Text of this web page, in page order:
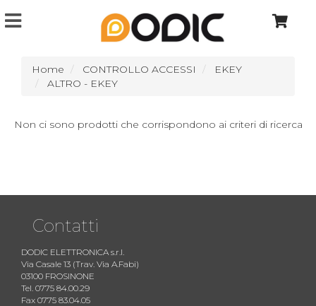
Home CONTROLLO ACCESSI
EKEY
ALTRO - EKEY
Non ci sono prodotti che corrispondono ai criteri di ricerca
Contatti
DODIC ELETTRONICA s.r.l.
Via Casale 13 (Trav. Via A.Fabi)
03100 FROSINONE
Tel. 0775 84.00.29
Fax 0775 83.04.05